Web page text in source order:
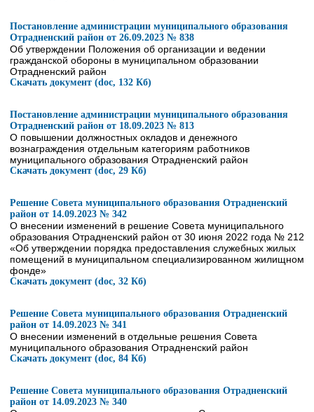
Постановление администрации муниципального образования
Отрадненский район от 26.09.2023 № 838
Об утверждении Положения об организации и ведении
гражданской обороны в муниципальном образовании
Отрадненский район
Скачать документ (doc, 132 Кб)
Постановление администрации муниципального образования
Отрадненский район от 18.09.2023 № 813
О повышении должностных окладов и денежного
вознаграждения отдельным категориям работников
муниципального образования Отрадненский район
Скачать документ (doc, 29 Кб)
Решение Совета муниципального образования Отрадненский
район от 14.09.2023 № 342
О внесении изменений в решение Совета муниципального
образования Отрадненский район от 30 июня 2022 года № 212
«Об утверждении порядка предоставления служебных жилых
помещений в муниципальном специализированном жилищном
фонде»
Скачать документ (doc, 32 Кб)
Решение Совета муниципального образования Отрадненский
район от 14.09.2023 № 341
О внесении изменений в отдельные решения Совета
муниципального образования Отрадненский район
Скачать документ (doc, 84 Кб)
Решение Совета муниципального образования Отрадненский
район от 14.09.2023 № 340